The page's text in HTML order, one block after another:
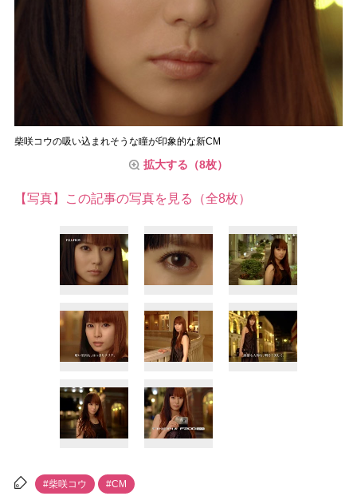
柴咲コウの吸い込まれそうな瞳が印象的な新CM
拡大する（8枚）
【写真】この記事の写真を見る（全8枚）
#柴咲コウ #CM